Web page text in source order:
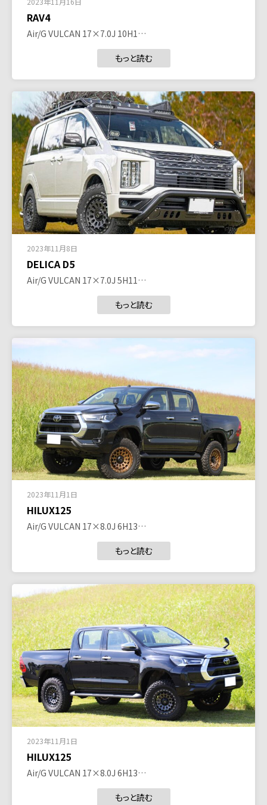
RAV4
Air/G VULCAN 17×7.0J 10H1…
もっと読む
2023年11月8日
DELICA D5
Air/G VULCAN 17×7.0J 5H11…
もっと読む
2023年11月1日
HILUX125
Air/G VULCAN 17×8.0J 6H13…
もっと読む
2023年11月1日
HILUX125
Air/G VULCAN 17×8.0J 6H13…
もっと読む